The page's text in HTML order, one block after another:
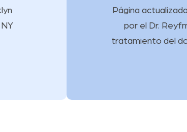
Página
por el Dr.
tratamiento del